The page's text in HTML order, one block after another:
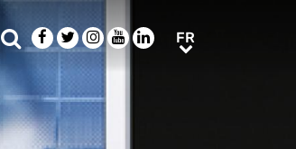
Rechercher
Facebook
TwitterInstagram
YoutubeLinkedIn
FR